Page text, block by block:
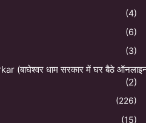
(4)
(6)
(3)
(बाघेश्वर धाम सरकार में घर बैठे
(2)
(226)
(15)